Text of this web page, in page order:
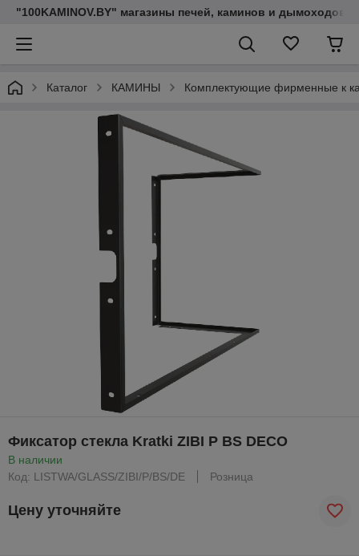
"100KAMINOV.BY" магазины печей, каминов и дымоходов
Каталог КАМИНЫ Комплектующие фирменные к
Фиксатор стекла Kratki ZIBI P BS DECO
В наличии
Код: LISTWA/GLASS/ZIBI/P/BS/DE
Розница
Цену уточняйте